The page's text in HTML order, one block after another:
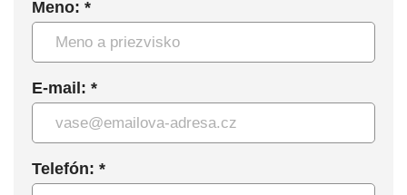
Meno: *
E-mail: *
Telefón: *